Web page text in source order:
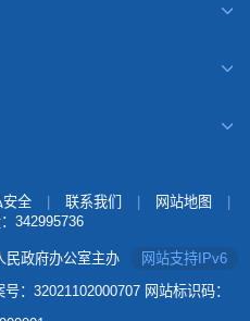
安全 联系我们 网站地图
342995736
民政府办公室主办
网站支持IPv6
号：32021102000707 网站标识码：